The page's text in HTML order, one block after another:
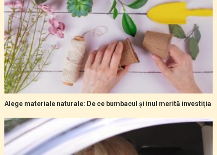
Alege materiale naturale: De ce bumbacul și inul merită investiția